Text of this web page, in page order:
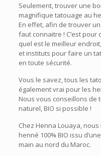
Seulement, trouver une
magnifique tatouage au
En effet, afin de trouver
faut connaitre ! C’est
quel est le meilleur
et instituts pour faire un
en toute sécurité.
Vous le savez, tous les
également vrai pour les
Nous vous conseillons de
naturel, BIO si possible !
Chez Henna Louaya,
henné 100% BIO issu
main au nord du Maroc.